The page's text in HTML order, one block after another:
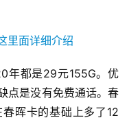
年都是29元155G。优
点是没有免费通话。春
晖卡的基础上多了12